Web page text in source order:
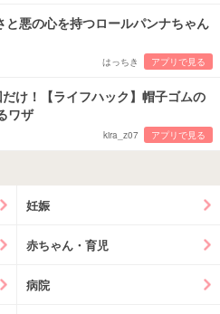
と悪の心を持つロールパンナちゃん
はっちき アプリで見る
け！【ライフハック】帽子ゴムの
ワザ
kira_z07 アプリで見る
妊娠
赤ちゃん・育児
病院